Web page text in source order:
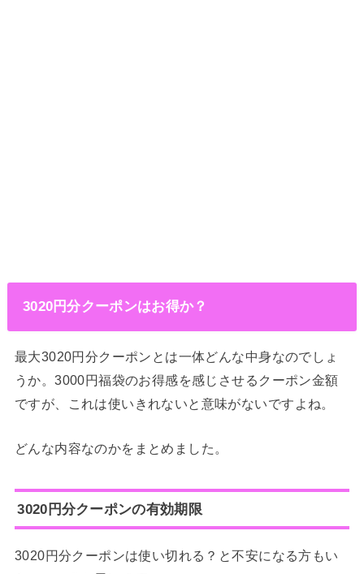
3020円分クーポンはお得か？
最大3020円分クーポンとは一体どんな中身なのでしょ
うか。3000円福袋のお得感を感じさせるクーポン金額
ですが、これは使いきれないと意味がないですよね。
どんな内容なのかをまとめました。
3020円分クーポンの有効期限
3020円分クーポンは使い切れる？と不安になる方もい